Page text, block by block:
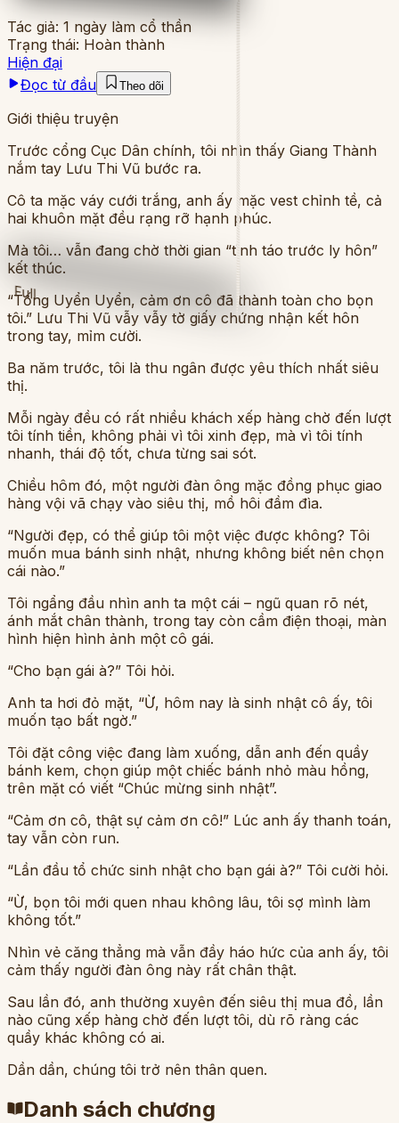
Full
Tác giả: 1 ngày làm cổ thần
Trạng thái: Hoàn thành
Hiện đại
Đọc từ đầu
Theo dõi
Giới thiệu truyện
Trước cổng Cục Dân chính, tôi nhìn thấy Giang Thành
nắm tay Lưu Thi Vũ bước ra.
Cô ta mặc váy cưới trắng, anh ấy mặc vest chỉnh tề, cả
hai khuôn mặt đều rạng rỡ hạnh phúc.
Mà tôi… vẫn đang chờ thời gian “tỉnh táo trước ly hôn”
kết thúc.
“Tống Uyển Uyển, cảm ơn cô đã thành toàn cho bọn
tôi.” Lưu Thi Vũ vẫy vẫy tờ giấy chứng nhận kết hôn
trong tay, mỉm cười.
Ba năm trước, tôi là thu ngân được yêu thích nhất siêu
thị.
Mỗi ngày đều có rất nhiều khách xếp hàng chờ đến lượt
tôi tính tiền, không phải vì tôi xinh đẹp, mà vì tôi tính
nhanh, thái độ tốt, chưa từng sai sót.
Chiều hôm đó, một người đàn ông mặc đồng phục giao
hàng vội vã chạy vào siêu thị, mồ hôi đầm đìa.
“Người đẹp, có thể giúp tôi một việc được không? Tôi
muốn mua bánh sinh nhật, nhưng không biết nên chọn
cái nào.”
Tôi ngẩng đầu nhìn anh ta một cái – ngũ quan rõ nét,
ánh mắt chân thành, trong tay còn cầm điện thoại, màn
hình hiện hình ảnh một cô gái.
“Cho bạn gái à?” Tôi hỏi.
Anh ta hơi đỏ mặt, “Ừ, hôm nay là sinh nhật cô ấy, tôi
muốn tạo bất ngờ.”
Tôi đặt công việc đang làm xuống, dẫn anh đến quầy
bánh kem, chọn giúp một chiếc bánh nhỏ màu hồng,
trên mặt có viết “Chúc mừng sinh nhật”.
“Cảm ơn cô, thật sự cảm ơn cô!” Lúc anh ấy thanh toán,
tay vẫn còn run.
“Lần đầu tổ chức sinh nhật cho bạn gái à?” Tôi cười hỏi.
“Ừ, bọn tôi mới quen nhau không lâu, tôi sợ mình làm
không tốt.”
Nhìn vẻ căng thẳng mà vẫn đầy háo hức của anh ấy, tôi
cảm thấy người đàn ông này rất chân thật.
Sau lần đó, anh thường xuyên đến siêu thị mua đồ, lần
nào cũng xếp hàng chờ đến lượt tôi, dù rõ ràng các
quầy khác không có ai.
Dần dần, chúng tôi trở nên thân quen.
Danh sách chương